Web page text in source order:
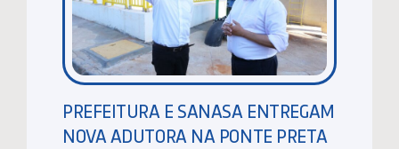
PREFEITURA E SANASA ENTREGAM
NOVA ADUTORA NA PONTE PRETA